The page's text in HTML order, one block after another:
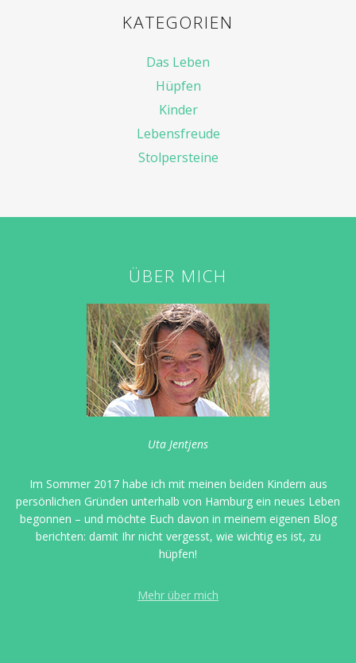
KATEGORIEN
Das Leben
Hüpfen
Kinder
Lebensfreude
Stolpersteine
ÜBER MICH
Uta Jentjens
Im Sommer 2017 habe ich mit meinen beiden Kindern aus
persönlichen Gründen unterhalb von Hamburg ein neues Leben
begonnen – und möchte Euch davon in meinem eigenen Blog
berichten: damit Ihr nicht vergesst, wie wichtig es ist, zu
hüpfen!
Mehr über mich